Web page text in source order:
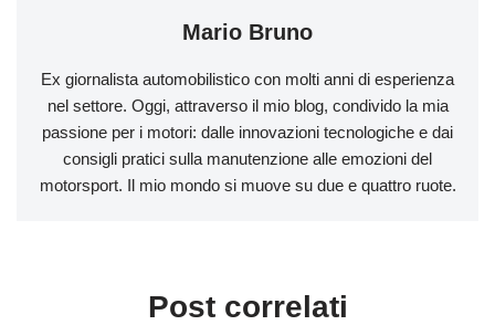
Mario Bruno
Ex giornalista automobilistico con molti anni di esperienza
nel settore. Oggi, attraverso il mio blog, condivido la mia
passione per i motori: dalle innovazioni tecnologiche e dai
consigli pratici sulla manutenzione alle emozioni del
motorsport. Il mio mondo si muove su due e quattro ruote.
Post correlati